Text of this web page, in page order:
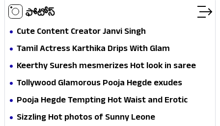
ఫోటోస్
Cute Content Creator Janvi Singh
Tamil Actress Karthika Drips With Glam
Keerthy Suresh mesmerizes Hot look in saree
Tollywood Glamorous Pooja Hegde exudes
Hotness
Pooja Hegde Tempting Hot Waist and Erotic
Expression in Black Saree
Sizzling Hot photos of Sunny Leone